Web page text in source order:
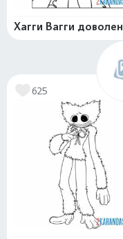
Хагги Вагги доволен
625